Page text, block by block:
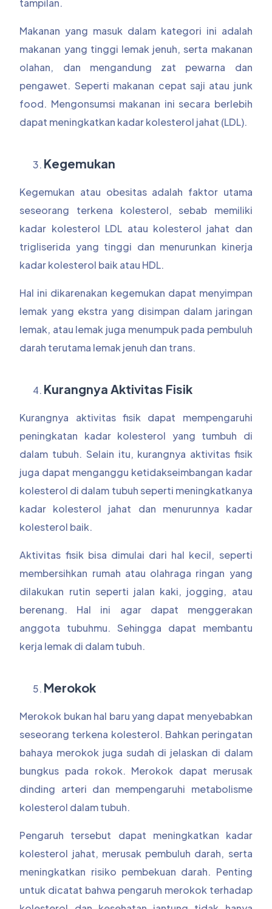
tampilan.
Makanan yang masuk dalam kategori ini adalah
makanan yang tinggi lemak jenuh, serta makanan
olahan, dan mengandung zat pewarna dan
pengawet. Seperti makanan cepat saji atau junk
food. Mengonsumsi makanan ini secara berlebih
dapat meningkatkan kadar kolesterol jahat (LDL).
Kegemukan
Kegemukan atau obesitas adalah faktor utama
seseorang terkena kolesterol, sebab memiliki
kadar kolesterol LDL atau kolesterol jahat dan
trigliserida yang tinggi dan menurunkan kinerja
kadar kolesterol baik atau HDL.
Hal ini dikarenakan kegemukan dapat menyimpan
lemak yang ekstra yang disimpan dalam jaringan
lemak, atau lemak juga menumpuk pada pembuluh
darah terutama lemak jenuh dan trans.
Kurangnya Aktivitas Fisik
Kurangnya aktivitas fisik dapat mempengaruhi
peningkatan kadar kolesterol yang tumbuh di
dalam tubuh. Selain itu, kurangnya aktivitas fisik
juga dapat menganggu ketidakseimbangan kadar
kolesterol di dalam tubuh seperti meningkatkanya
kadar kolesterol jahat dan menurunnya kadar
kolesterol baik.
Aktivitas fisik bisa dimulai dari hal kecil, seperti
membersihkan rumah atau olahraga ringan yang
dilakukan rutin seperti jalan kaki, jogging, atau
berenang. Hal ini agar dapat menggerakan
anggota tubuhmu. Sehingga dapat membantu
kerja lemak di dalam tubuh.
Merokok
Merokok bukan hal baru yang dapat menyebabkan
seseorang terkena kolesterol. Bahkan peringatan
bahaya merokok juga sudah di jelaskan di dalam
bungkus pada rokok. Merokok dapat merusak
dinding arteri dan mempengaruhi metabolisme
kolesterol dalam tubuh.
Pengaruh tersebut dapat meningkatkan kadar
kolesterol jahat, merusak pembuluh darah, serta
meningkatkan risiko pembekuan darah. Penting
untuk dicatat bahwa pengaruh merokok terhadap